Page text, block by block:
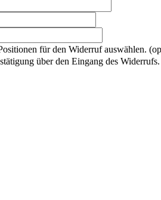
für den Widerruf auswählen.
über den Eingang des